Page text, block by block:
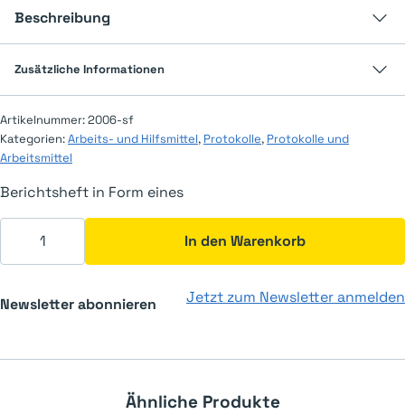
Beschreibung
Zusätzliche Informationen
Artikelnummer:2006-sf
Kategorien:Arbeits- und Hilfsmittel, Protokolle, Protokolle und
Arbeitsmittel
Berichtsheft in Form eines
Berichtsheft Menge
In den Warenkorb
Newsletter abonnieren Jetzt zum Newsletter anmelden
Ähnliche Produkte